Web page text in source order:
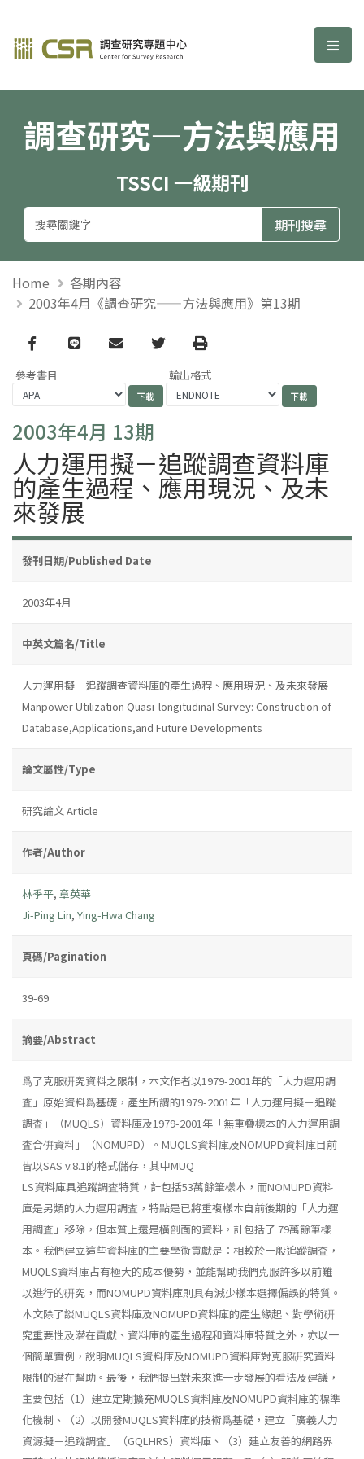
調查研究—方法與應用期刊 選
調查研究—方法與應用
TSSCI 一級期刊
Home
各期內容
2003年4月《調查研究——方法與應用》第13期
Facebook
line email TwitterPrint
參考書目 輸出格式
2003年4月 13期
人力運用擬－追蹤調查資料庫
的產生過程、應用現況、及未
來發展
發刊日期/Published Date
2003年4月
中英文篇名/Title
人力運用擬－追蹤調查資料庫的產生過程、應用現況、及未來發展
Manpower Utilization Quasi-longitudinal Survey: Construction of
Database,Applications,and Future Developments
論文屬性/Type
研究論文 Article
作者/Author
林季平, 章英華
Ji-Ping Lin, Ying-Hwa Chang
頁碼/Pagination
39-69
摘要/Abstract
爲了克服硏究資料之限制，本文作者以1979-2001年的「人力運用調
査」原始資料爲基礎，產生所謂的1979-2001年「人力運用擬－追蹤
調査」（MUQLS）資料庫及1979-2001年「無重疊樣本的人力運用調
査合倂資料」（NOMUPD）。MUQLS資料庫及NOMUPD資料庫目前
皆以SAS v.8.1的格式儲存，其中MUQ
LS資料庫具追蹤調査特質，計包括53萬餘筆樣本，而NOMUPD資料
庫是另類的人力運用調査，特點是已將重複樣本自前後期的「人力運
用調査」移除，但本質上還是橫剖面的資料，計包括了 79萬餘筆樣
本。我們建立這些資料庫的主要學術貢獻是：相較於一般追蹤調査，
MUQLS資料庫占有極大的成本優勢，並能幫助我們克服許多以前難
以進行的硏究，而NOMUPD資料庫則具有減少樣本選擇偏誤的特質。
本文除了談MUQLS資料庫及NOMUPD資料庫的產生緣起、對學術硏
究重要性及潜在貢獻、資料庫的產生過程和資料庫特質之外，亦以一
個簡單實例，說明MUQLS資料庫及NOMUPD資料庫對克服硏究資料
限制的潜在幫助。最後，我們提出對未來進一步發展的看法及建議，
主要包括（1）建立定期擴充MUQLS資料庫及NOMUPD資料庫的標準
化機制、（2）以開發MUQLS資料庫的技術爲基礎，建立「廣義人力
資源擬－追蹤調査」（GQLHRS）資料庫、（3）建立友善的網路界